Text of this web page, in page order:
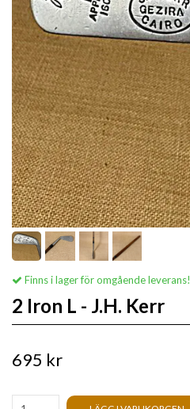
Finns i lager för omgående leverans!
2 Iron L - J.H. Kerr
695 kr